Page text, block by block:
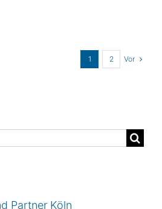
1 2 Vor
Part­ner Köln